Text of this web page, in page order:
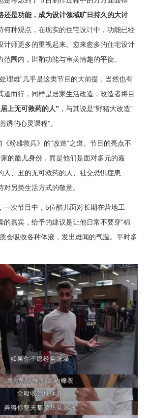
还是功能，成为设计领域旷日持久的大讨
何种观点，在现实的住宅设计中，功能已经
计师更多的重视起来。愈来愈多的住宅设计
围内，斟酌功能与审美情趣的平衡。
理难”几乎是这类节目的大前提，当然也有
道而行，同样是居家生活改造，改造者将目
上无可救药的人” ，与其说是“野猪大改造”
诱的心灵课程”。
粉雄救兵》的“改造”之道。节目的亮点不
的酷儿身份，而是他们是面对多元的嘉
人、丑的无可救药的人、社交恐惧症患
对另类生活方式的敬意。
一次节目中，5位酷儿面对长期在营地工
的嘉宾，给予的建议是让他日常不要穿“棉
会吸收各种体液，发出难闻的气温。平时多